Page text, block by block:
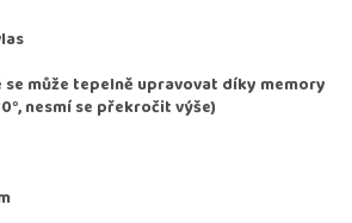
může tepelně upravovat díky memory
nesmí se překročit výše)